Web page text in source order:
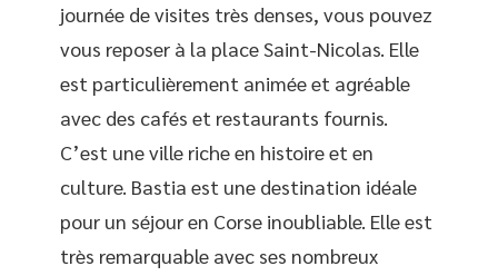
journée de visites très denses, vous pouvez
vous reposer à la place Saint-Nicolas. Elle
est particulièrement animée et agréable
avec des cafés et restaurants fournis.
C’est une ville riche en histoire et en
culture. Bastia est une destination idéale
pour un séjour en Corse inoubliable. Elle est
très remarquable avec ses nombreux